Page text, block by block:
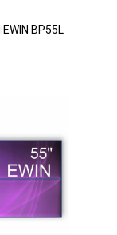
EWIN BP55L